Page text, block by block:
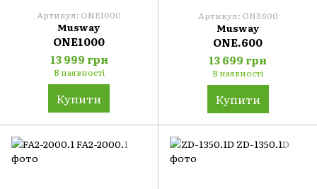
Артикул: ONE1000
Musway
ONE1000
13 999 грн
В наявності
Купити
Артикул: ONE600
Musway
ONE.600
13 699 грн
В наявності
Купити